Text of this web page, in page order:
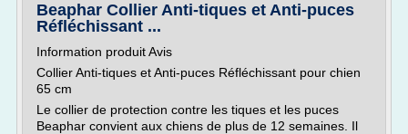
Beaphar Collier Anti-tiques et Anti-puces
Réfléchissant ...
Information produit Avis
Collier Anti-tiques et Anti-puces Réfléchissant pour chien
65 cm
Le collier de protection contre les tiques et les puces
Beaphar convient aux chiens de plus de 12 semaines. Il